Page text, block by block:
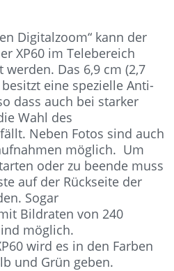
Digitalzoom“ kann der
XP60 im Telebereich
Das 6,9 cm (2,7
eine spezielle Anti-
dass auch bei starker
Wahl des
Neben Fotos sind auch
möglich. Um
oder zu beende muss
auf der Rückseite der
Sogar
Bildraten von 240
möglich.
wird es in den Farben
und Grün geben.